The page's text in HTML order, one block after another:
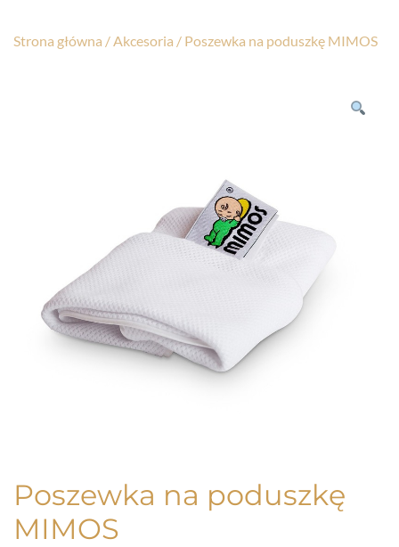
Strona główna /Akcesoria / Poszewka na poduszkę MIMOS
Poszewka na poduszkę
MIMOS